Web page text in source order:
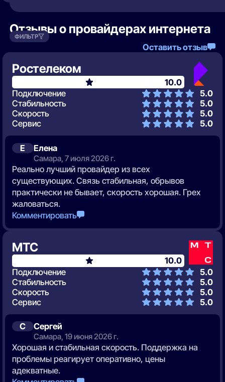
Отзывы о провайдерах интернета
ФИЛЬТР
Оставить отзыв
Е Елена
Самара, 7 июля 2026 г.
Реально лучший провайдер из всех
существующих. Связь стабильная, обрывов
практически не бывает, скорость хорошая. Грех
жаловаться.
Комментировать
Ростелеком
10.0
Подключение
5.0
Стабильность
5.0
Скорость
5.0
Сервис
5.0
С Сергей
Самара, 19 июня 2026 г.
Хорошая и стабильная скорость. Поддержка на
проблемы реагирует оперативно, цены
адекватные.
МТС
10.0
Подключение
5.0
Стабильность
5.0
Скорость
5.0
Сервис
5.0